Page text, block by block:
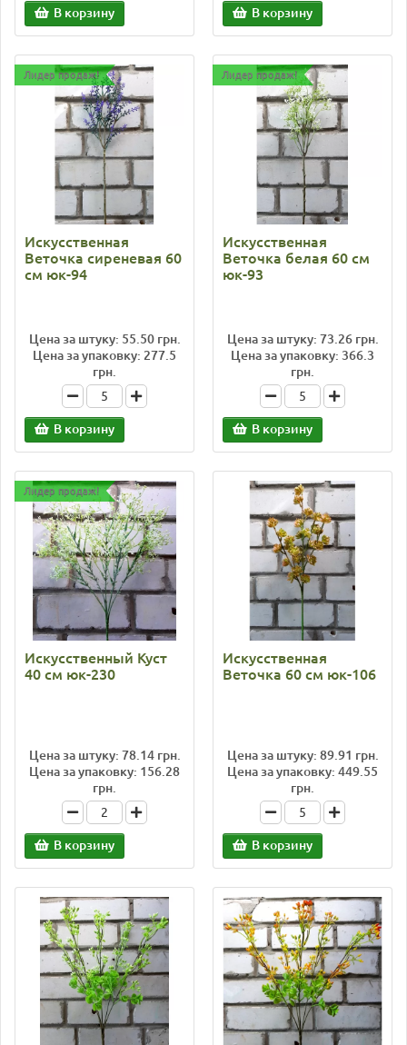
В корзину В корзину
Лидер продаж!
Искусственная
Веточка сиреневая 60
см юк-94
Цена за штуку: 55.50 грн.
Цена за упаковку: 277.5
грн.
В корзину
Лидер продаж!
Искусственная
Веточка белая 60 см
юк-93
Цена за штуку: 73.26 грн.
Цена за упаковку: 366.3
грн.
В корзину
Лидер продаж!
Искусственный Куст
40 см юк-230
Цена за штуку: 78.14 грн.
Цена за упаковку: 156.28
грн.
В корзину
Искусственная
Веточка 60 см юк-106
Цена за штуку: 89.91 грн.
Цена за упаковку: 449.55
грн.
В корзину